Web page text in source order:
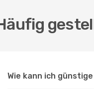
Wie kann ich